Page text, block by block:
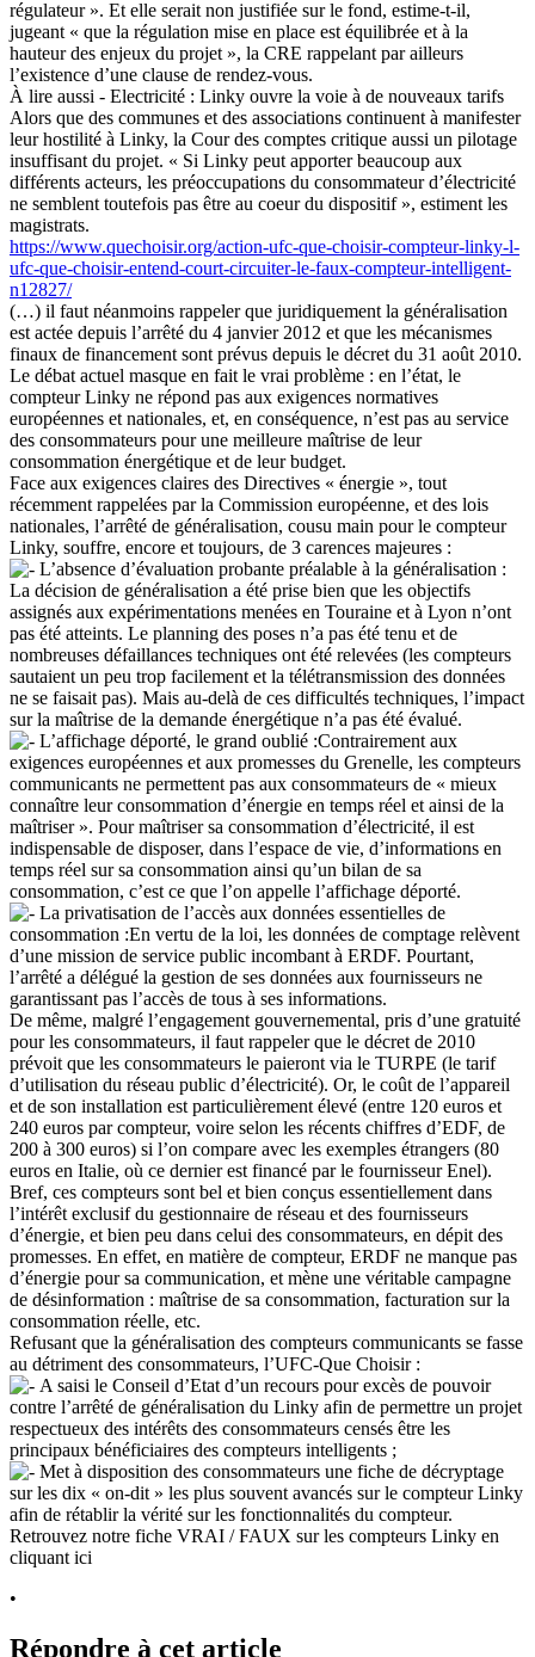
régulateur ». Et elle serait non justifiée sur le fond, estime-t-il,
jugeant « que la régulation mise en place est équilibrée et à la
hauteur des enjeux du projet », la CRE rappelant par ailleurs
l’existence d’une clause de rendez-vous.
À lire aussi - Electricité : Linky ouvre la voie à de nouveaux tarifs
Alors que des communes et des associations continuent à manifester
leur hostilité à Linky, la Cour des comptes critique aussi un pilotage
insuffisant du projet. « Si Linky peut apporter beaucoup aux
différents acteurs, les préoccupations du consommateur d’électricité
ne semblent toutefois pas être au coeur du dispositif », estiment les
magistrats.
https://www.quechoisir.org/action-ufc-que-choisir-compteur-linky-l-
ufc-que-choisir-entend-court-circuiter-le-faux-compteur-intelligent-
n12827/
(…) il faut néanmoins rappeler que juridiquement la généralisation
est actée depuis l’arrêté du 4 janvier 2012 et que les mécanismes
finaux de financement sont prévus depuis le décret du 31 août 2010.
Le débat actuel masque en fait le vrai problème : en l’état, le
compteur Linky ne répond pas aux exigences normatives
européennes et nationales, et, en conséquence, n’est pas au service
des consommateurs pour une meilleure maîtrise de leur
consommation énergétique et de leur budget.
Face aux exigences claires des Directives « énergie », tout
récemment rappelées par la Commission européenne, et des lois
nationales, l’arrêté de généralisation, cousu main pour le compteur
Linky, souffre, encore et toujours, de 3 carences majeures :
L’absence d’évaluation probante préalable à la généralisation :
La décision de généralisation a été prise bien que les objectifs
assignés aux expérimentations menées en Touraine et à Lyon n’ont
pas été atteints. Le planning des poses n’a pas été tenu et de
nombreuses défaillances techniques ont été relevées (les compteurs
sautaient un peu trop facilement et la télétransmission des données
ne se faisait pas). Mais au-delà de ces difficultés techniques, l’impact
sur la maîtrise de la demande énergétique n’a pas été évalué.
L’affichage déporté, le grand oublié :Contrairement aux
exigences européennes et aux promesses du Grenelle, les compteurs
communicants ne permettent pas aux consommateurs de « mieux
connaître leur consommation d’énergie en temps réel et ainsi de la
maîtriser ». Pour maîtriser sa consommation d’électricité, il est
indispensable de disposer, dans l’espace de vie, d’informations en
temps réel sur sa consommation ainsi qu’un bilan de sa
consommation, c’est ce que l’on appelle l’affichage déporté.
La privatisation de l’accès aux données essentielles de
consommation :En vertu de la loi, les données de comptage relèvent
d’une mission de service public incombant à ERDF. Pourtant,
l’arrêté a délégué la gestion de ses données aux fournisseurs ne
garantissant pas l’accès de tous à ses informations.
De même, malgré l’engagement gouvernemental, pris d’une gratuité
pour les consommateurs, il faut rappeler que le décret de 2010
prévoit que les consommateurs le paieront via le TURPE (le tarif
d’utilisation du réseau public d’électricité). Or, le coût de l’appareil
et de son installation est particulièrement élevé (entre 120 euros et
240 euros par compteur, voire selon les récents chiffres d’EDF, de
200 à 300 euros) si l’on compare avec les exemples étrangers (80
euros en Italie, où ce dernier est financé par le fournisseur Enel).
Bref, ces compteurs sont bel et bien conçus essentiellement dans
l’intérêt exclusif du gestionnaire de réseau et des fournisseurs
d’énergie, et bien peu dans celui des consommateurs, en dépit des
promesses. En effet, en matière de compteur, ERDF ne manque pas
d’énergie pour sa communication, et mène une véritable campagne
de désinformation : maîtrise de sa consommation, facturation sur la
consommation réelle, etc.
Refusant que la généralisation des compteurs communicants se fasse
au détriment des consommateurs, l’UFC-Que Choisir :
A saisi le Conseil d’Etat d’un recours pour excès de pouvoir
contre l’arrêté de généralisation du Linky afin de permettre un projet
respectueux des intérêts des consommateurs censés être les
principaux bénéficiaires des compteurs intelligents ;
Met à disposition des consommateurs une fiche de décryptage
sur les dix « on-dit » les plus souvent avancés sur le compteur Linky
afin de rétablir la vérité sur les fonctionnalités du compteur.
Retrouvez notre fiche VRAI / FAUX sur les compteurs Linky en
cliquant ici
•
Répondre à cet article